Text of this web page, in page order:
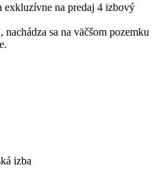
exkluzívne na predaj 4 izbový
sa na väčšom pozemku
izba